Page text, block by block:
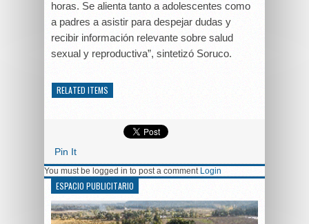
horas. Se alienta tanto a adolescentes como
a padres a asistir para despejar dudas y
recibir información relevante sobre salud
sexual y reproductiva”, sintetizó Soruco.
RELATED ITEMS
Pin It
You must be logged in to post a comment Login
ESPACIO PUBLICITARIO